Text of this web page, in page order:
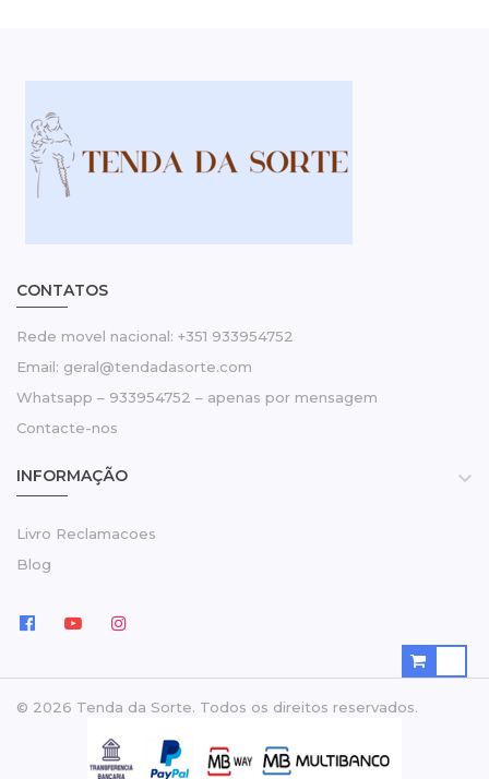
CONTATOS
Rede movel nacional: +351 933954752
Email: geral@tendadasorte.com
Whatsapp – 933954752 – apenas por mensagem
Contacte-nos
INFORMAÇÃO 
Livro Reclamacoes
Blog
© 2026 Tenda da Sorte. Todos os direitos reservados.